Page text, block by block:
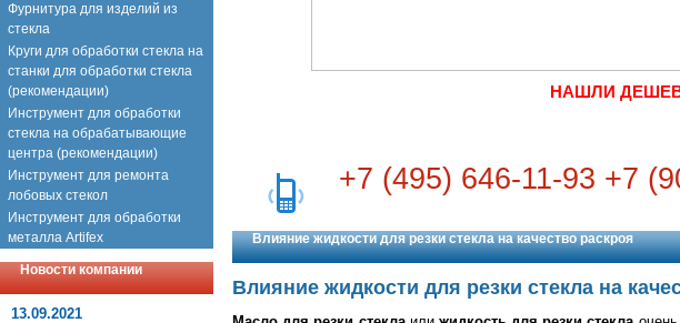
Фурнитура для изделий из
стекла
Круги для обработки стекла на
станки для обработки стекла
(рекомендации)
Инструмент для обработки
стекла на обрабатывающие
центра (рекомендации)
Инструмент для ремонта
лобовых стекол
Инструмент для обработки
металла Artifex
Новости компании
13.09.2021
НАШЛИ
+7 (495) 646-11-93 +7
Влияние жидкости для резки стекла на качество раскроя
Влияние жидкости для резки стекла на